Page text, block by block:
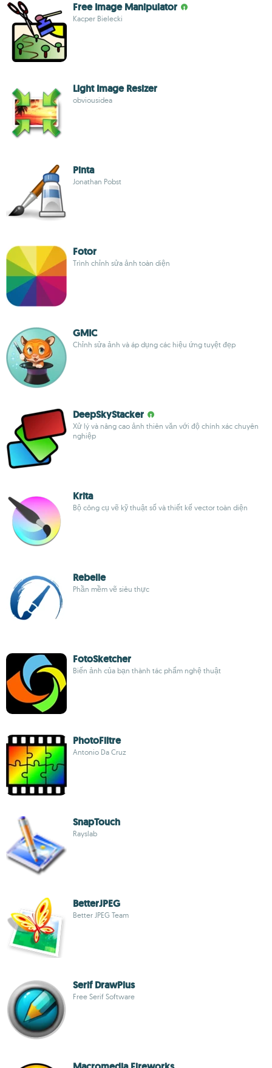
Free Image Manipulator
Kacper Bielecki
Light Image Resizer
obviousidea
Pinta
Jonathan Pobst
Fotor
Trình chỉnh sửa ảnh toàn diện
GMIC
Chỉnh sửa ảnh và áp dụng các hiệu ứng tuyệt đẹp
DeepSkyStacker
Xử lý và nâng cao ảnh thiên văn với độ chính xác chuyên
nghiệp
Krita
Bộ công cụ vẽ kỹ thuật số và thiết kế vector toàn diện
Rebelle
Phần mềm vẽ siêu thực
FotoSketcher
Biến ảnh của bạn thành tác phẩm nghệ thuật
PhotoFiltre
Antonio Da Cruz
SnapTouch
Rayslab
BetterJPEG
Better JPEG Team
Serif DrawPlus
Free Serif Software